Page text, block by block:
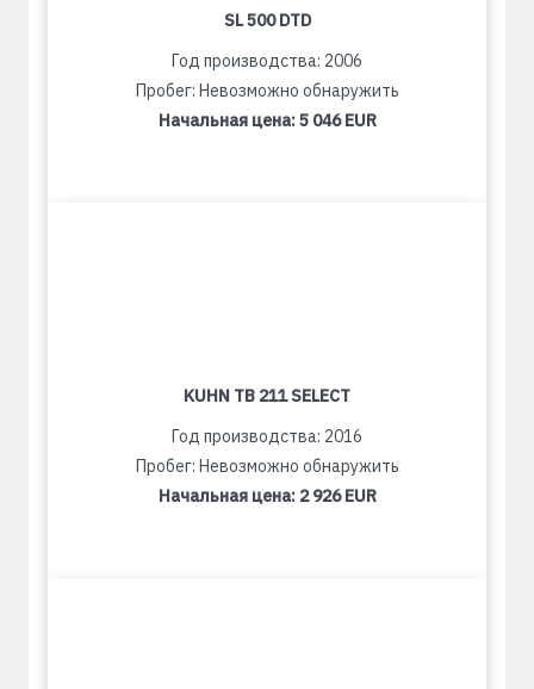
SL 500 DTD
Год производства: 2006
Пробег: Невозможно обнаружить
Начальная цена:5 046 EUR
KUHN TB 211 SELECT
Год производства: 2016
Пробег: Невозможно обнаружить
Начальная цена: 2 926 EUR